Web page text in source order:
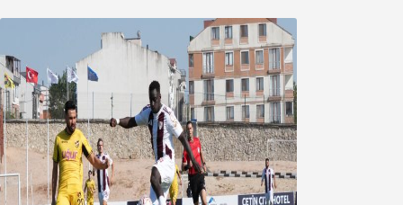
Bandırmaspor’dan 3 gollü başlangıç